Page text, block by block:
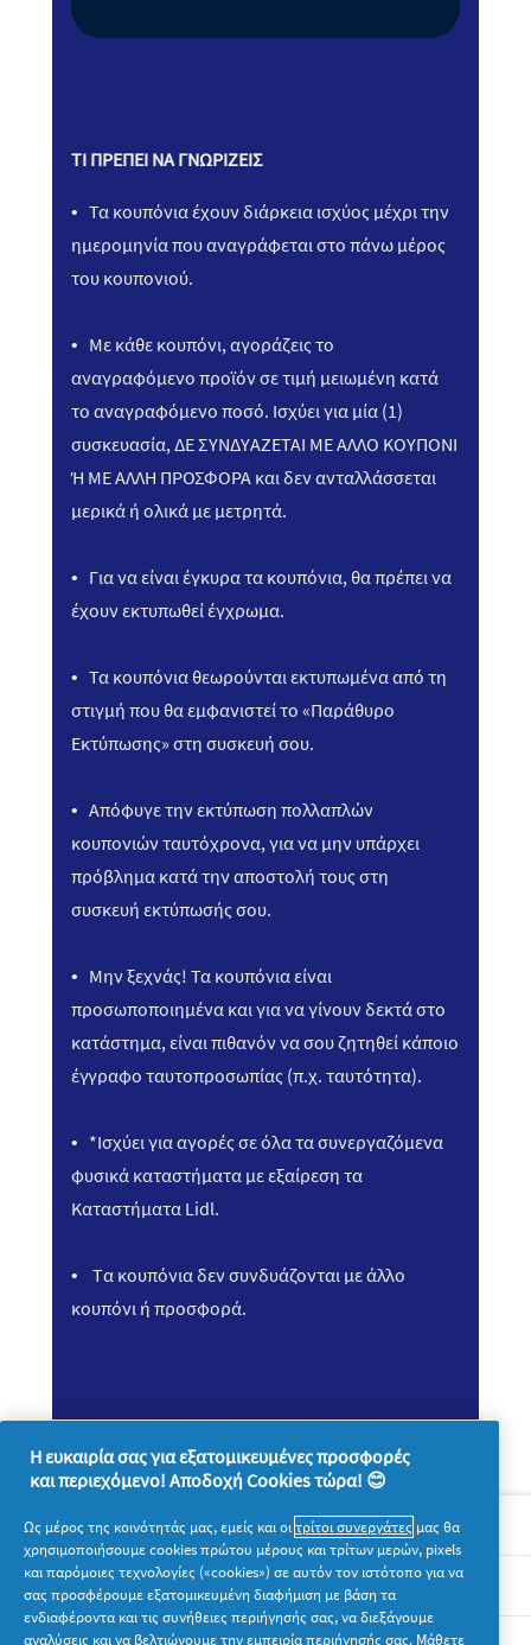
ΤΙ ΠΡΕΠΕΙ ΝΑ ΓΝΩΡΙΖΕΙΣ
• Τα κουπόνια έχουν διάρκεια ισχύος μέχρι την
ημερομηνία που αναγράφεται στο πάνω μέρος
του κουπονιού.
• Με κάθε κουπόνι, αγοράζεις το
αναγραφόμενο προϊόν σε τιμή μειωμένη κατά
το αναγραφόμενο ποσό. Ισχύει για μία (1)
συσκευασία, ΔΕ ΣΥΝΔΥΑΖΕΤΑΙ ΜΕ ΑΛΛΟ ΚΟΥΠΟΝΙ
Ή ΜΕ ΑΛΛΗ ΠΡΟΣΦΟΡΑ και δεν ανταλλάσσεται
μερικά ή ολικά με μετρητά.
• Για να είναι έγκυρα τα κουπόνια, θα πρέπει να
έχουν εκτυπωθεί έγχρωμα.
• Τα κουπόνια θεωρούνται εκτυπωμένα από τη
στιγμή που θα εμφανιστεί το «Παράθυρο
Εκτύπωσης» στη συσκευή σου.
• Απόφυγε την εκτύπωση πολλαπλών
κουπονιών ταυτόχρονα, για να μην υπάρχει
πρόβλημα κατά την αποστολή τους στη
συσκευή εκτύπωσής σου.
• Μην ξεχνάς! Τα κουπόνια είναι
προσωποποιημένα και για να γίνουν δεκτά στο
κατάστημα, είναι πιθανόν να σου ζητηθεί κάποιο
έγγραφο ταυτοπροσωπίας (π.χ. ταυτότητα).
• *Ισχύει για αγορές σε όλα τα συνεργαζόμενα
φυσικά καταστήματα με εξαίρεση τα
Καταστήματα Lidl.
• Tα κουπόνια δεν συνδυάζονται με άλλο
κουπόνι ή προσφορά.
Σχετικά με την P&G
Νομικά
Η ευκαιρία σας για εξατομικευμένες προσφορές
και περιεχόμενο! Αποδοχή Cookies τώρα! 😊
Ως μέρος της κοινότητάς μας, εμείς και οιτρίτοι συνεργάτες μας θα
χρησιμοποιήσουμε cookies πρώτου μέρους και τρίτων μερών, pixels
και παρόμοιες τεχνολογίες («cookies») σε αυτόν τον ιστότοπο για να
σας προσφέρουμε εξατομικευμένη διαφήμιση με βάση τα
ενδιαφέροντα και τις συνήθειες περιήγησής σας, να διεξάγουμε
αναλύσεις και να βελτιώνουμε την εμπειρία περιήγησής σας. Μάθετε